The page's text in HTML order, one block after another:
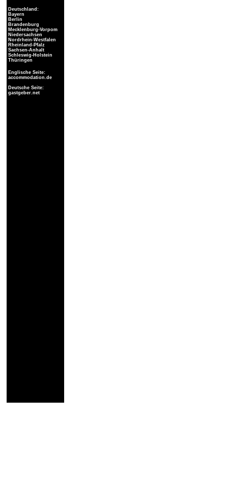
Deutschland:
Bayern
Berlin
Brandenburg
Mecklenburg-Vorpom
Niedersachsen
Nordrhein-Westfalen
Rheinland-Pfalz
Sachsen-Anhalt
Schleswig-Holstein
Thüringen
Englische Seite:
accommodation.de
Deutsche Seite:
gastgeber.net